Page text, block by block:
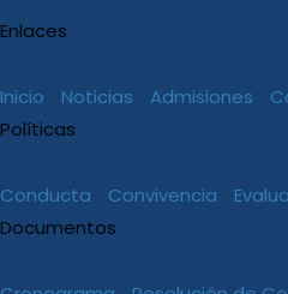
Enlaces
Inicio Noticias Admisiones
Políticas
Conducta Convivencia
Documentos